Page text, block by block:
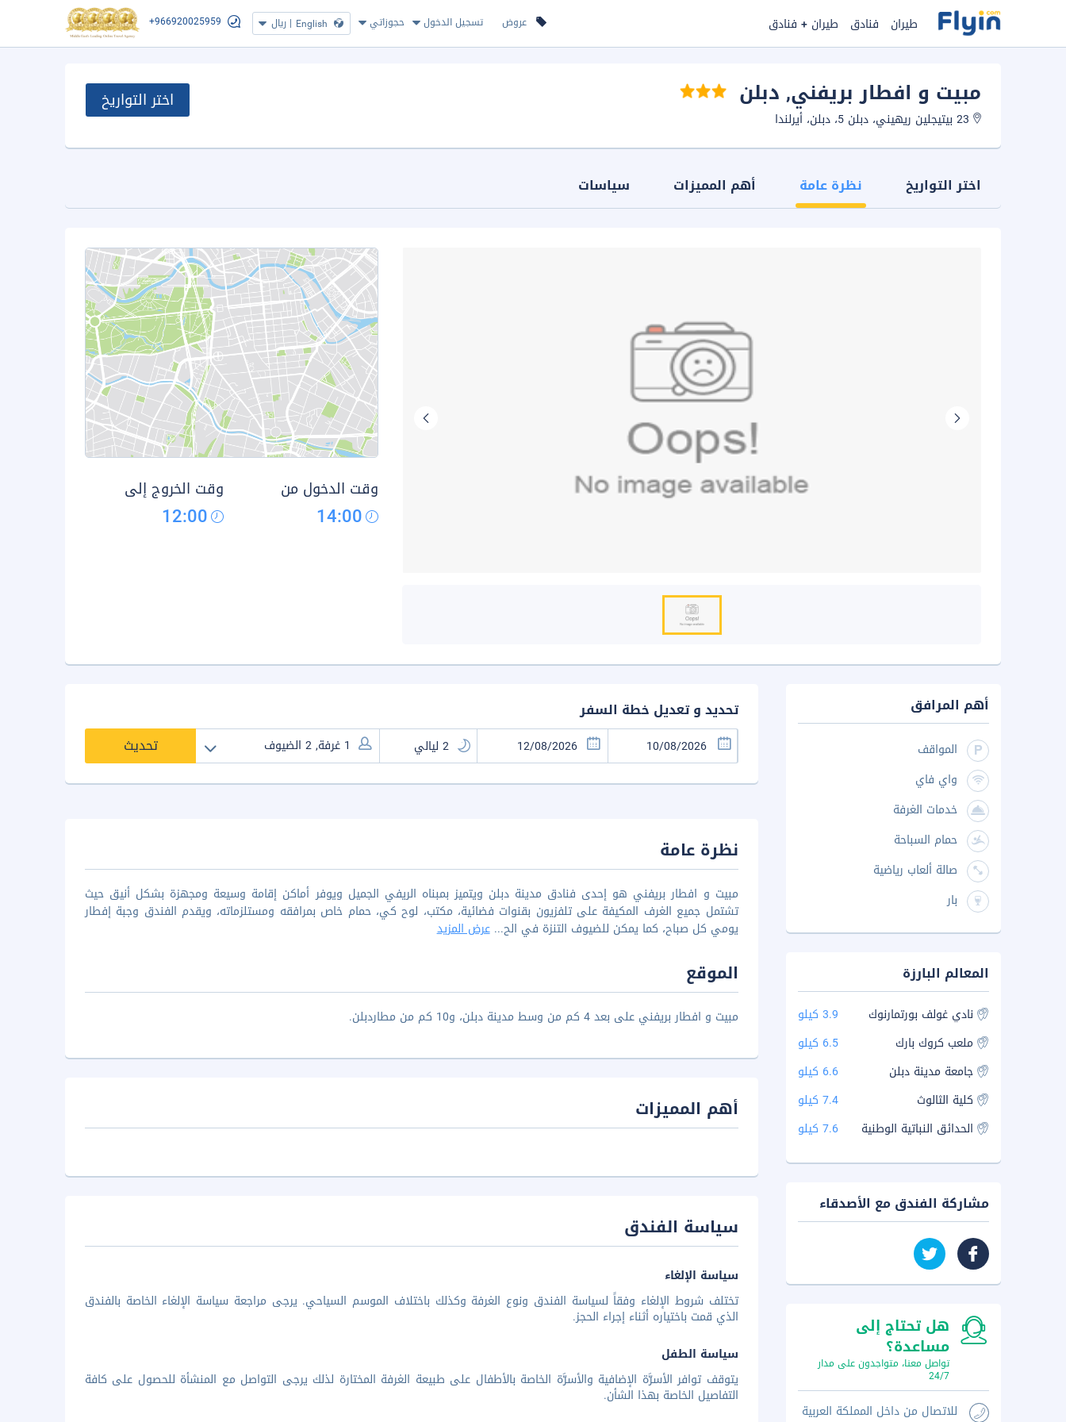
عروض تسجيل الدخول حجوزاتي English
| ريال +966920025959 طيران فنادق طيران + فنادق
مبيت و افطار بريفني, دبلن اختر التواريخ
اختر التواريخ نظرة عامة أهم المميزات سياسات
وقت الدخول من
14:00
وقت الخروج إلى
12:00
تحديد و تعديل خطة السفر
تحديث
نظرة عامة
مبيت و افطار بريفني هو إحدى فنادق مدينة دبلن ويتميز بمبناه الريفي الجميل ويوفر أماكن إقامة وسيعة ومجهزة بشكل أنيق حيث
تشتمل جميع الغرف المكيفة على تلفزيون بقنوات فضائية، مكتب، لوح كي، حمام خاص بمرافقه ومستلزماته، ويقدم الفندق وجبة إفطار
يومي كل صباح، كما يمكن للضيوف التنزة في الح...عرض المزيد
الموقع
مبيت و افطار بريفني على بعد 4 كم من وسط مدينة دبلن، و10 كم من مطاردبلن.
أهم المميزات
سياسة الفندق
سياسة الإلغاء
تختلف شروط الإلغاء وفقاً لسياسة الفندق ونوع الغرفة وكذلك باختلاف الموسم السياحي. يرجى مراجعة سياسة الإلغاء الخاصة بالفندق
الذي قمت باختياره أثناء إجراء الحجز.
سياسة الطفل
يتوقف توافر الأسرَّة الإضافية والأسرَّة الخاصة بالأطفال على طبيعة الغرفة المختارة لذلك يرجى التواصل مع المنشأة للحصول على كافة
التفاصيل الخاصة بهذا الشأن.
أهم المرافق
المواقف
واي فاي
خدمات الغرفة
حمام السباحة
صالة ألعاب رياضية
بار
المعالم البارزة
نادي غولف بورتمارنوك
3.9 كيلو
ملعب كروك بارك
6.5 كيلو
جامعة مدينة دبلن
6.6 كيلو
كلية الثالوث
7.4 كيلو
الحدائق النباتية الوطنية
7.6 كيلو
مشاركة الفندق مع الأصدقاء
هل تحتاج إلى
مساعدة؟
تواصل معنا، متواجدون على مدار
24/7
للاتصال من داخل المملكة العربية